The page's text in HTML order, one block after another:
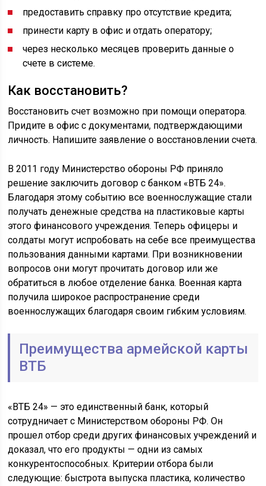
предоставить справку про отсутствие кредита;
принести карту в офис и отдать оператору;
через несколько месяцев проверить данные о
счете в системе.
Как восстановить?
Восстановить счет возможно при помощи оператора.
Придите в офис с документами, подтверждающими
личность. Напишите заявление о восстановлении счета.
В 2011 году Министерство обороны РФ приняло
решение заключить договор с банком «ВТБ 24».
Благодаря этому событию все военнослужащие стали
получать денежные средства на пластиковые карты
этого финансового учреждения. Теперь офицеры и
солдаты могут испробовать на себе все преимущества
пользования данными картами. При возникновении
вопросов они могут прочитать договор или же
обратиться в любое отделение банка. Военная карта
получила широкое распространение среди
военнослужащих благодаря своим гибким условиям.
Преимущества армейской карты
ВТБ
«ВТБ 24» — это единственный банк, который
сотрудничает с Министерством обороны РФ. Он
прошел отбор среди других финансовых учреждений и
доказал, что его продукты — одни из самых
конкурентоспособных. Критерии отбора были
следующие: быстрота выпуска пластика, количество